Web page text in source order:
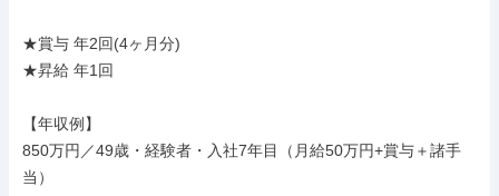
★賞与 年2回(4ヶ月分)
★昇給 年1回
【年収例】
850万円／49歳・経験者・入社7年目（月給50万円+賞与＋諸手
当）